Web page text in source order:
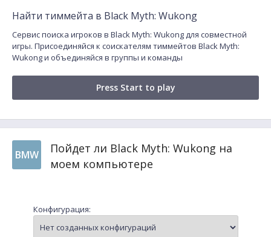
Найти тиммейта в Black Myth: Wukong
Сервис поиска игроков в Black Myth: Wukong для совместной
игры. Присоединяйся к соискателям тиммейтов Black Myth:
Wukong и объединяйся в группы и команды
Press Start to play
BMW
Пойдет ли Black Myth: Wukong на
моем компьютере
Конфигурация: